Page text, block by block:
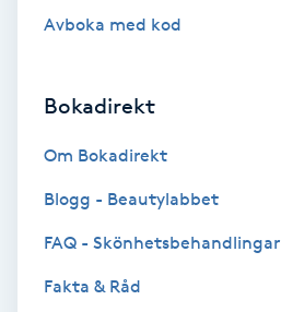
Torr hårbotten
Triggerpunktsmassage
Trådning
Avboka med kod
Bokadirekt
Om Bokadirekt
Blogg - Beautylabbet
FAQ - Skönhetsbehandlingar
Fakta & Råd